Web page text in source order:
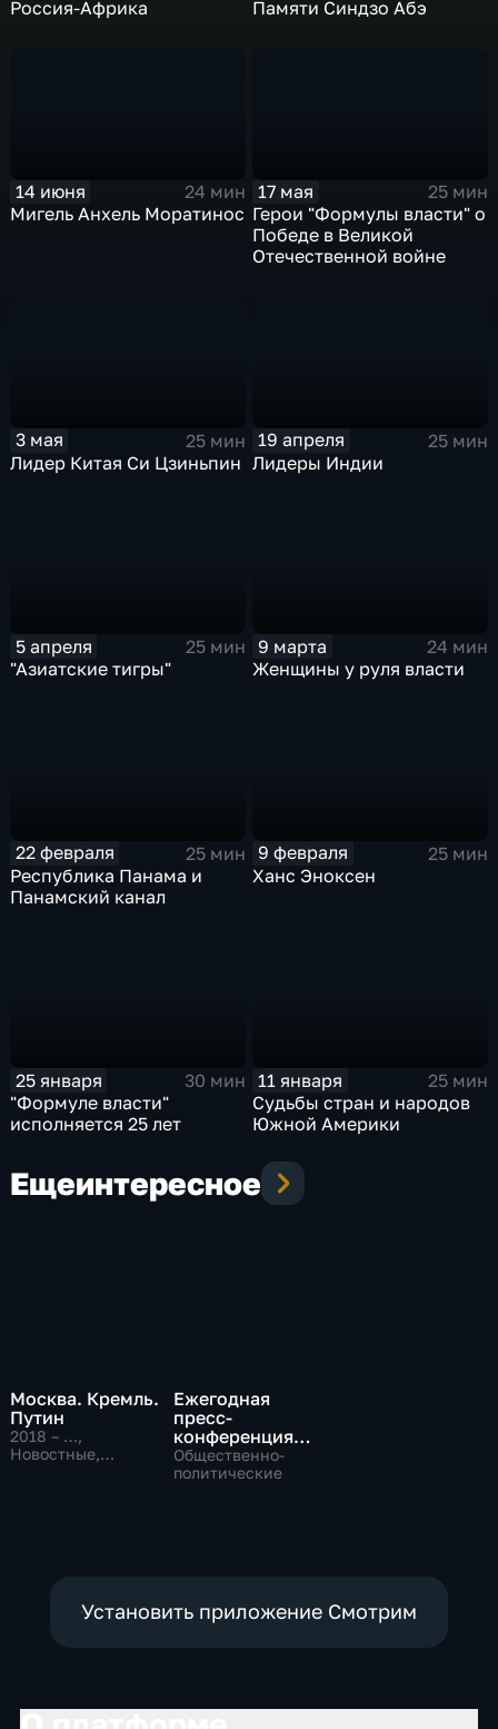
Россия-Африка
Памяти Синдзо Абэ
14 июня
24 мин
Мигель Анхель Моратинос
17 мая
25 мин
Герои "Формулы власти" о
Победе в Великой
Отечественной войне
3 мая
25 мин
Лидер Китая Си Цзиньпин
19 апреля
25 мин
Лидеры Индии
5 апреля
25 мин
"Азиатские тигры"
9 марта
24 мин
Женщины у руля власти
22 февраля
25 мин
Республика Панама и
Панамский канал
9 февраля
25 мин
Ханс Эноксен
25 января
30 мин
"Формуле власти"
исполняется 25 лет
11 января
25 мин
Судьбы стран и народов
Южной Америки
Ещеинтересное
Москва. Кремль.
Путин
2018 – …,
Новостные,
Ежегодная
пресс-
конференция
Президента
Российской
Общественно-
политические
Установить приложение Смотрим